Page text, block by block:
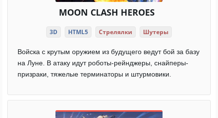
MOON CLASH HEROES
3D HTML5 Стрелялки Шутеры
Войска с крутым оружием из будущего ведут бой за базу
на Луне. В атаку идут роботы-рейнджеры, снайперы-
призраки, тяжелые терминаторы и штурмовики.